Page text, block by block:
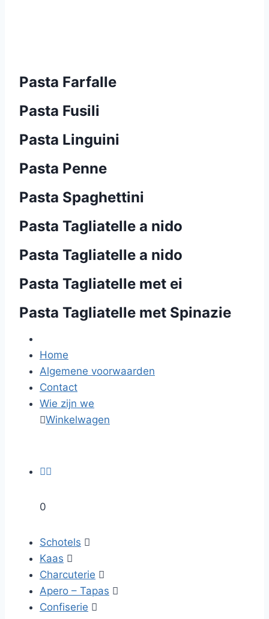
Pasta Farfalle
Pasta Fusili
Pasta Linguini
Pasta Penne
Pasta Spaghettini
Pasta Tagliatelle a nido
Pasta Tagliatelle a nido
Pasta Tagliatelle met ei
Pasta Tagliatelle met Spinazie
Home
Algemene voorwaarden
Contact
Wie zijn we
Winkelwagen

0
Schotels 
Kaas 
Charcuterie 
Apero – Tapas 
Confiserie 